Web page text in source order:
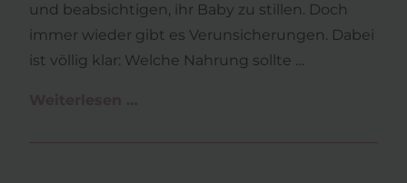
und beabsichtigen, ihr Baby zu stillen. Doch
immer wieder gibt es Verunsicherungen. Dabei
ist völlig klar: Welche Nahrung sollte …